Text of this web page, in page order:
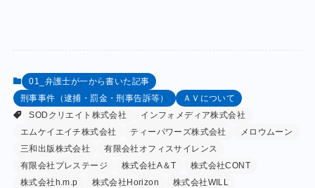
01_弁護士が一から書いた記事
刑事事件（逮捕・罰金・刑事告訴等）
ＡＶについて
SODクリエイト株式会社
インフォメディア株式会社
エムケイエイチ株式会社
ティーパワーズ株式会社
メロウムーン
三和出版株式会社
有限会社オフィスサイレンス
有限会社プレステージ
株式会社A＆T
株式会社CONT
株式会社h.m.p
株式会社Horizon 株式会社WILL